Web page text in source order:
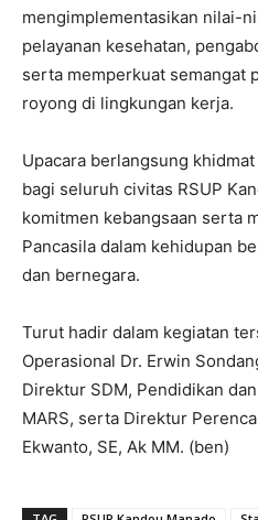
mengimplementasikan nilai-
pelayanan kesehatan,
serta memperkuat semangat
royong di lingkungan kerja.
‎Upacara berlangsung
bagi seluruh civitas RSUP
komitmen kebangsaan serta
Pancasila dalam kehidupan
dan bernegara.
‎Turut hadir dalam kegiatan
Operasional Dr. Erwin
Direktur SDM, Pendidikan
MARS, serta Direktur
Ekwanto, SE, Ak MM. (ben)